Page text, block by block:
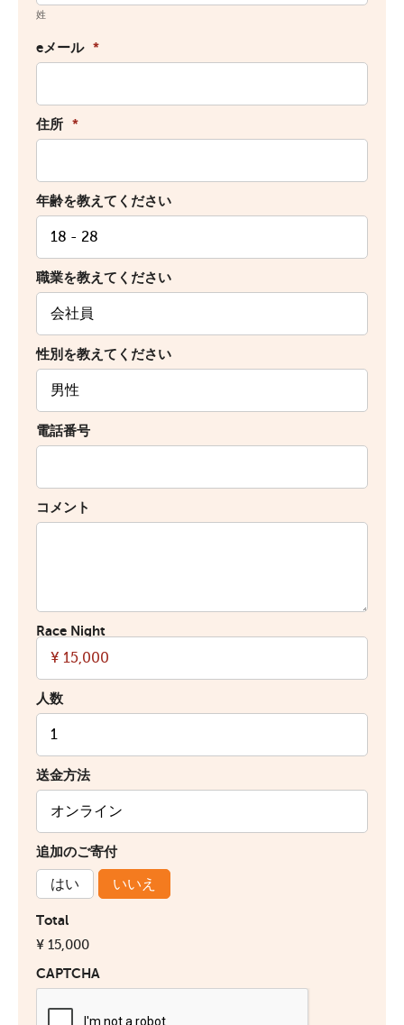
姓
eメール *
住所 *
年齢を教えてください
職業を教えてください
性別を教えてください
電話番号
コメント
Race Night
人数
送金方法
追加のご寄付
はい いいえ
Total
¥ 15,000
CAPTCHA